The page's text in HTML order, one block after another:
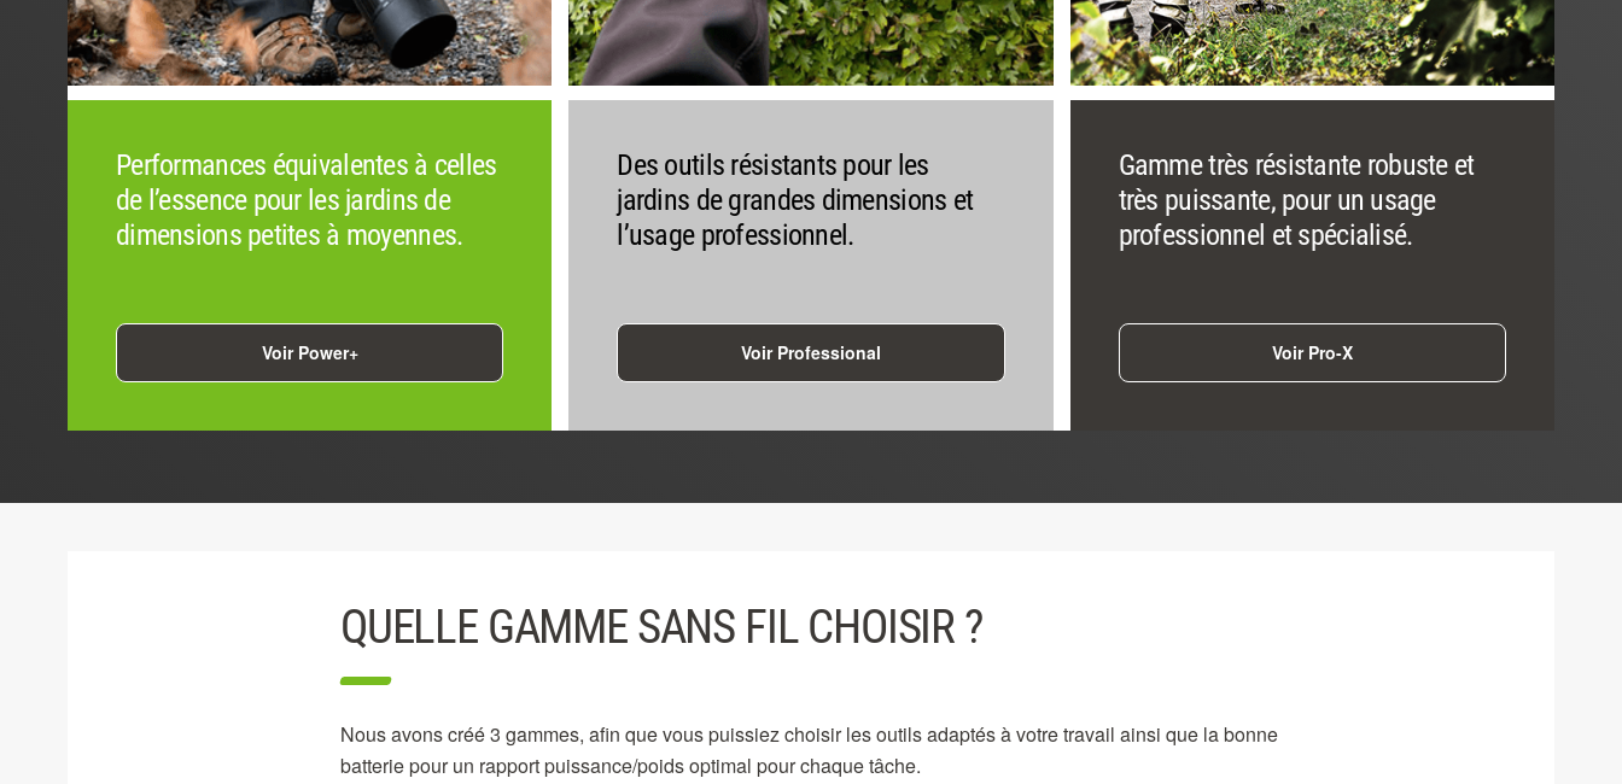
Performances équivalentes à celles
de l’essence pour les jardins de
dimensions petites à moyennes.
Voir Power+
Des outils résistants pour les
jardins de grandes dimensions et
l’usage professionnel.
Voir Professional
Gamme très résistante robuste et
très puissante, pour un usage
professionnel et spécialisé.
Voir Pro-X
QUELLE GAMME SANS FIL CHOISIR ?
Nous avons créé 3 gammes, afin que vous puissiez choisir les outils adaptés à votre travail ainsi que la bonne
batterie pour un rapport puissance/poids optimal pour chaque tâche.